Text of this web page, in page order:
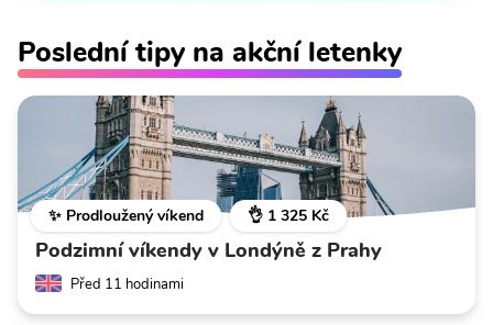
Poslední tipy na akční letenky
✨ Prodloužený víkend 👌 1 325 Kč
Podzimní víkendy v Londýně z Prahy
Před 11 hodinami